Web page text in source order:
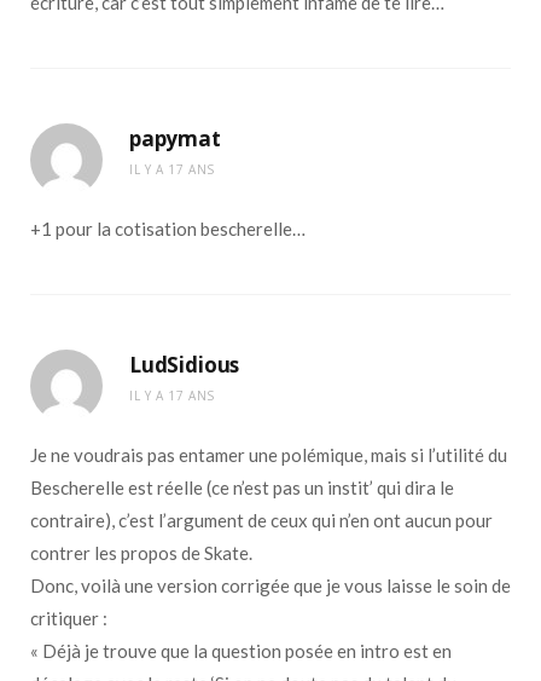
papymat
IL Y A 17 ANS
+1 pour la cotisation bescherelle…
LudSidious
IL Y A 17 ANS
Je ne voudrais pas entamer une polémique, mais si l’utilité du
Bescherelle est réelle (ce n’est pas un instit’ qui dira le
contraire), c’est l’argument de ceux qui n’en ont aucun pour
contrer les propos de Skate.
Donc, voilà une version corrigée que je vous laisse le soin de
critiquer :
« Déjà je trouve que la question posée en intro est en